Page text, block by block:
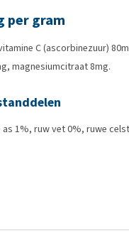
per gram
C (ascorbinezuur)
magnesiumcitraat 8mg.
as 1%, ruw vet 0%, ruwe